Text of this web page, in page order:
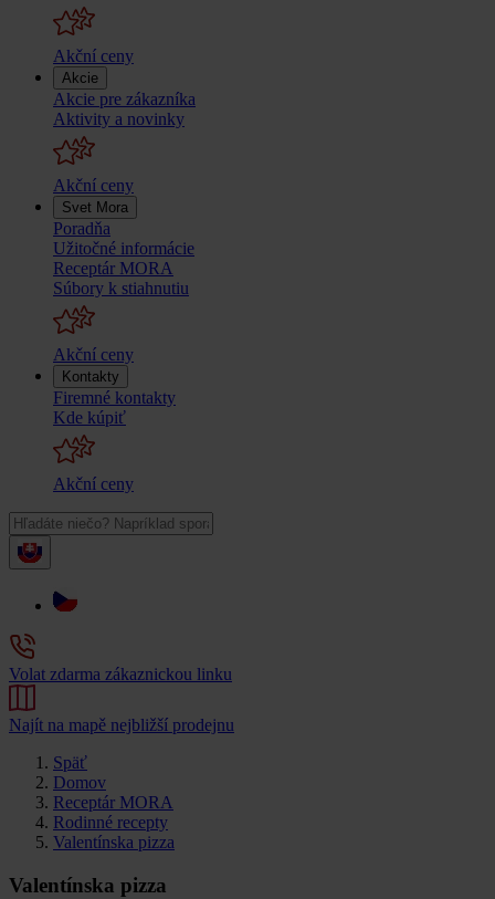
Akční ceny
Akcie
Akcie pre zákazníka
Aktivity a novinky
Akční ceny
Svet Mora
Poradňa
Užitočné informácie
Receptár MORA
Súbory k stiahnutiu
Akční ceny
Kontakty
Firemné kontakty
Kde kúpiť
Akční ceny
Volat zdarma zákaznickou linku
Najít na mapě nejbližší prodejnu
Späť
Domov
Receptár MORA
Rodinné recepty
Valentínska pizza
Valentínska pizza